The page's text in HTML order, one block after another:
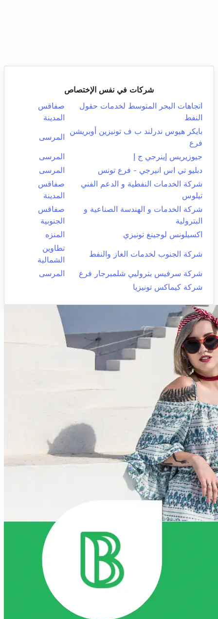
شركات في نفس الإختصاص
اتجاهات البحر المتوسط لخدمات حقول
النفط
صفاقس
المدينة
بايكر هيوس ندرلند ب ف تونيزين أوبريشن
فرع
المرسى
جيوزيريس إينرجي ج إ
المرسى
دبليو تي اس انيرجي - فرع تونس
المرسى
شركة الخدمات النفطية و الدعم الفني
تيلوس
صفاقس
المدينة
شركة الخدمات و الهندسة الصناعية و
البترولية
صفاقس
الجنوبية
اكسيلونس لوجينغ تونيزي
المنزه
شركة الجنوب لخدمات الغاز والنفط
تطاوين
الشمالية
شركة سرفيس بتروليي شلمبرجار فرع
المرسى
شركة كيماكس تونيزيا